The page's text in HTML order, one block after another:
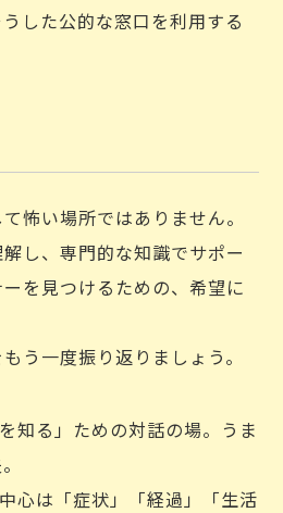
した公的な窓口を利用する
怖い場所ではありません。
し、専門的な知識でサポー
を見つけるための、希望に
う一度振り返りましょう。
る」ための対話の場。うま
は「症状」「経過」「生活